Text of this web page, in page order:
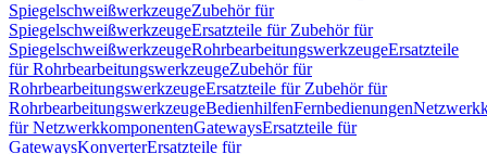
SpiegelschweißwerkzeugeZubehör für
SpiegelschweißwerkzeugeErsatzteile für Zubehör für
SpiegelschweißwerkzeugeRohrbearbeitungswerkzeugeErsatzteile
für RohrbearbeitungswerkzeugeZubehör für
RohrbearbeitungswerkzeugeErsatzteile für Zubehör für
RohrbearbeitungswerkzeugeBedienhilfenFernbedienungen
für NetzwerkkomponentenGatewaysErsatzteile für
GatewaysKonverterErsatzteile für